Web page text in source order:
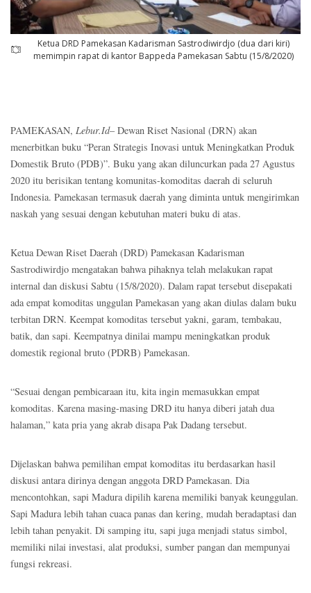
Ketua DRD Pamekasan Kadarisman Sastrodiwirdjo (dua dari kiri)
memimpin rapat di kantor Bappeda Pamekasan Sabtu (15/8/2020)
PAMEKASAN, Lebur.Id– Dewan Riset Nasional (DRN) akan
menerbitkan buku “Peran Strategis Inovasi untuk Meningkatkan Produk
Domestik Bruto (PDB)”. Buku yang akan diluncurkan pada 27 Agustus
2020 itu berisikan tentang komunitas-komoditas daerah di seluruh
Indonesia. Pamekasan termasuk daerah yang diminta untuk mengirimkan
naskah yang sesuai dengan kebutuhan materi buku di atas.
Ketua Dewan Riset Daerah (DRD) Pamekasan Kadarisman
Sastrodiwirdjo mengatakan bahwa pihaknya telah melakukan rapat
internal dan diskusi Sabtu (15/8/2020). Dalam rapat tersebut disepakati
ada empat komoditas unggulan Pamekasan yang akan diulas dalam buku
terbitan DRN. Keempat komoditas tersebut yakni, garam, tembakau,
batik, dan sapi. Keempatnya dinilai mampu meningkatkan produk
domestik regional bruto (PDRB) Pamekasan.
“Sesuai dengan pembicaraan itu, kita ingin memasukkan empat
komoditas. Karena masing-masing DRD itu hanya diberi jatah dua
halaman,” kata pria yang akrab disapa Pak Dadang tersebut.
Dijelaskan bahwa pemilihan empat komoditas itu berdasarkan hasil
diskusi antara dirinya dengan anggota DRD Pamekasan. Dia
mencontohkan, sapi Madura dipilih karena memiliki banyak keunggulan.
Sapi Madura lebih tahan cuaca panas dan kering, mudah beradaptasi dan
lebih tahan penyakit. Di samping itu, sapi juga menjadi status simbol,
memiliki nilai investasi, alat produksi, sumber pangan dan mempunyai
fungsi rekreasi.